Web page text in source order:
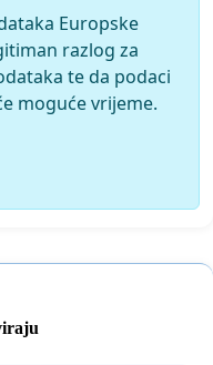
Europske
razlog za
te da podaci
moguće vrijeme.